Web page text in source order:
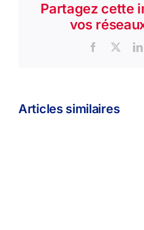
Partagez cette
vos
Facebook
X
Articles similaires